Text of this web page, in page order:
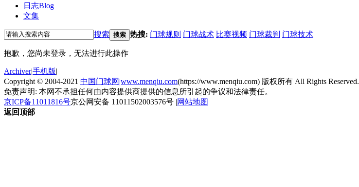
日志Blog
文集
搜索 搜索 热搜: 门球规则 门球战术 比赛视频 门球裁判 门球技术
抱歉，您尚未登录，无法进行此操作
Archiver|手机版|
Copyright © 2004-2021 中国门球网|www.menqiu.com(https://www.menqiu.com) 版权所有 All Rights Reserved.
免责声明: 本网不承担任何由内容提供商提供的信息所引起的争议和法律责任。
京ICP备11011816号京公网安备 11011502003576号 |网站地图
返回顶部